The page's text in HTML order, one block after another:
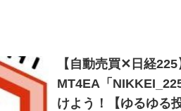
【自動売買✕日経
MT4EA「
けよう！【ゆるゆる